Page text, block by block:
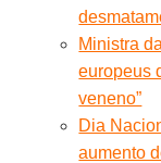
Ministra
europeus
veneno”
Dia
aumento